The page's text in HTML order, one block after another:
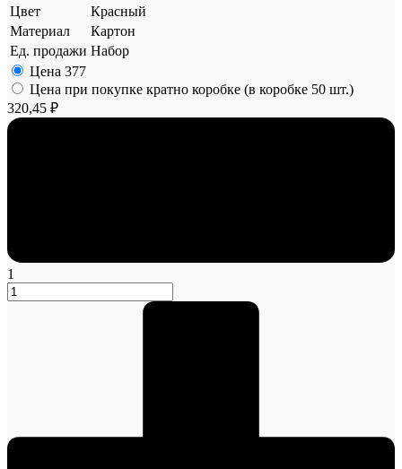
Цвет
Красный
Материал
Картон
Ед. продажи Набор
Цена 377
Цена при покупке кратно коробке (в коробке 50 шт.)
320,45 ₽
1